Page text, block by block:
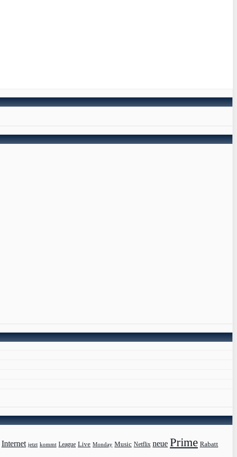
Internet jetzt kommt League Live Monday Music Netflix neue Prime Rabatt